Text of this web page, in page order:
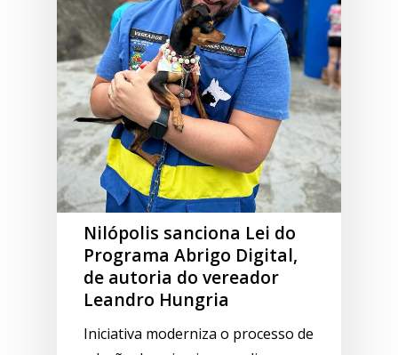
Nilópolis sanciona Lei do
Programa Abrigo Digital,
de autoria do vereador
Leandro Hungria
Iniciativa moderniza o processo de